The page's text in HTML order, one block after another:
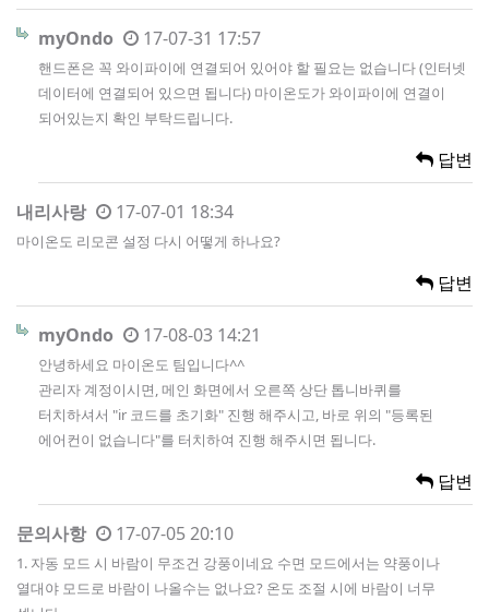
myOndo 17-07-31 17:57
핸드폰은 꼭 와이파이에 연결되어 있어야 할 필요는 없습니다 (인터넷
데이터에 연결되어 있으면 됩니다) 마이온도가 와이파이에 연결이
되어있는지 확인 부탁드립니다.
답변
내리사랑 17-07-01 18:34
마이온도 리모콘 설정 다시 어떻게 하나요?
답변
myOndo 17-08-03 14:21
안녕하세요 마이온도 팀입니다^^
관리자 계정이시면, 메인 화면에서 오른쪽 상단 톱니바퀴를
터치하셔서 "ir 코드를 초기화" 진행 해주시고, 바로 위의 "등록된
에어컨이 없습니다"를 터치하여 진행 해주시면 됩니다.
답변
문의사항 17-07-05 20:10
1. 자동 모드 시 바람이 무조건 강풍이네요 수면 모드에서는 약풍이나
열대야 모드로 바람이 나올수는 없나요? 온도 조절 시에 바람이 너무